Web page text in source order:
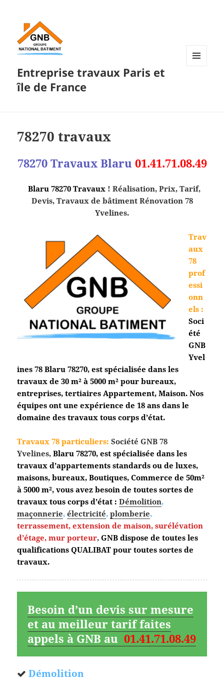
Entreprise travaux Paris et
île de France
78270 travaux
78270 Travaux Blaru 01.41.71.08.49
Blaru 78270 Travaux ! Réalisation, Prix, Tarif,
Devis, Travaux de bâtiment Rénovation 78
Yvelines.
Trav
aux
78
prof
essi
onn
els :
Soci
été
GNB
Yvel
ines 78Blaru 78270, est spécialisée dans les
travaux de 30 m² à 5000 m² pour bureaux,
entreprises, tertiaires Appartement, Maison. Nos
équipes ont une expérience de 18 ans dans le
domaine des travaux tous corps d’état.
Travaux 78 particuliers: Société GNB 78
Yvelines,Blaru 78270, est spécialisée dans les
travaux d’appartements standards ou de luxes,
maisons, bureaux, Boutiques, Commerce de 50m²
à 5000 m², vous avez besoin de toutes sortes de
travaux tous corps d’état : Démolition,
maçonnerie,électricité,plomberie,
terrassement, extension de maison, surélévation
d’étage, mur porteur,GNB dispose de toutes les
qualifications QUALIBAT pour toutes sortes de
travaux.
Besoin d’un devis sur mesure
et au meilleur tarif faites
appels à GNB au01.41.71.08.49
Démolition